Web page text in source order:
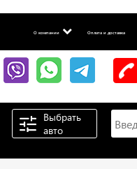
О компании Оплата и доставка
Выбрать
авто